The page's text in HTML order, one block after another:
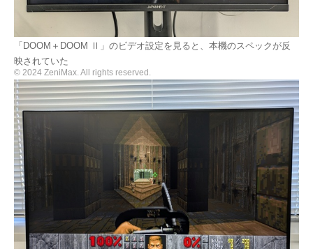
「DOOM＋DOOM Ⅱ」のビデオ設定を見ると、本機のスペックが反
映されていた
© 2024 ZeniMax. All rights reserved.